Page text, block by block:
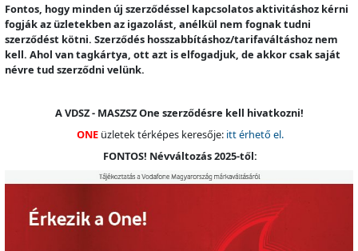
Fontos, hogy minden új szerződéssel kapcsolatos aktivitáshoz kérni
fogják az üzletekben az igazolást, anélkül nem fognak tudni
szerződést kötni. Szerződés hosszabbításhoz/tarifaváltáshoz nem
kell. Ahol van tagkártya, ott azt is elfogadjuk, de akkor csak saját
névre tud szerződni velünk.
A VDSZ - MASZSZ One szerződésre kell hivatkozni!
ONE üzletek térképes keresője: itt érhető el.
FONTOS! Névváltozás 2025-től: